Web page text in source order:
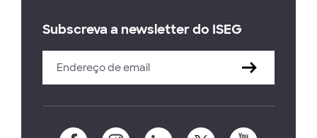
Subscreva a newsletter do ISEG